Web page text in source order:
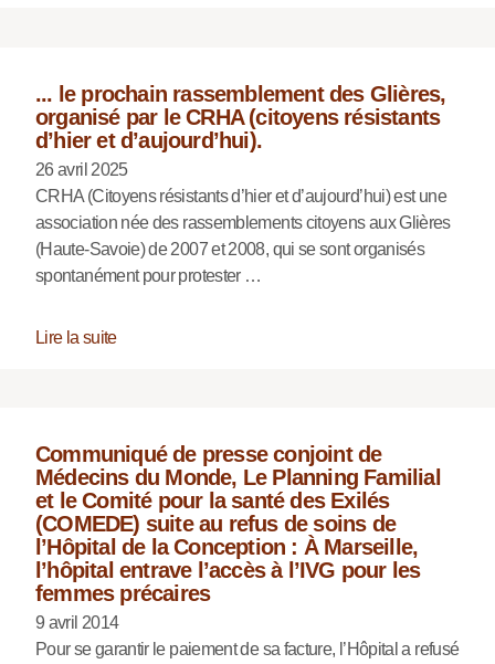
... le prochain rassemblement des Glières,
organisé par le CRHA (citoyens résistants
d’hier et d’aujourd’hui).
26 avril 2025
CRHA (Citoyens résistants d’hier et d’aujourd’hui) est une
association née des rassemblements citoyens aux Glières
(Haute-Savoie) de 2007 et 2008, qui se sont organisés
spontanément pour protester …
Lire la suite
Communiqué de presse conjoint de
Médecins du Monde, Le Planning Familial
et le Comité pour la santé des Exilés
(COMEDE) suite au refus de soins de
l’Hôpital de la Conception : À Marseille,
l’hôpital entrave l’accès à l’IVG pour les
femmes précaires
9 avril 2014
Pour se garantir le paiement de sa facture, l’Hôpital a refusé